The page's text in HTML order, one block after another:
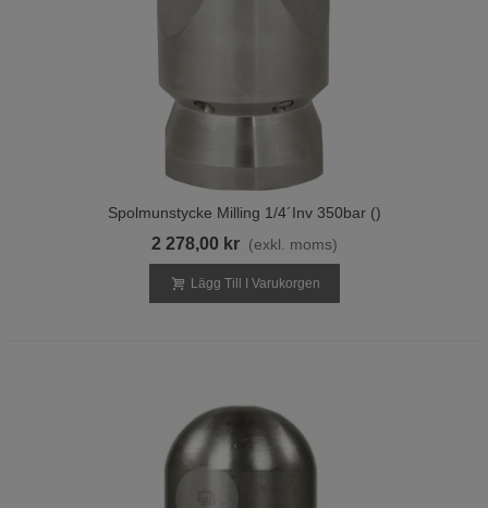
Spolmunstycke Milling 1/4´inv 350bar ()
2 278,00 kr (exkl. moms)
Lägg Till I Varukorgen